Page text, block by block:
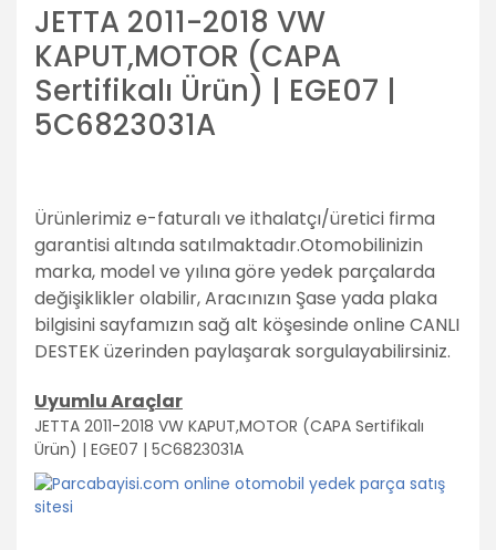
JETTA 2011-2018 VW
KAPUT,MOTOR (CAPA
Sertifikalı Ürün) | EGE07 |
5C6823031A
Ürünlerimiz e-faturalı ve ithalatçı/üretici firma
garantisi altında satılmaktadır.Otomobilinizin
marka, model ve yılına göre yedek parçalarda
değişiklikler olabilir,Aracınızın Şase yada plaka
bilgisini sayfamızın sağ alt köşesinde online CANLI
DESTEK üzerinden paylaşarak sorgulayabilirsiniz.
Uyumlu Araçlar
JETTA 2011-2018 VW KAPUT,MOTOR (CAPA Sertifikalı
Ürün) | EGE07 | 5C6823031A